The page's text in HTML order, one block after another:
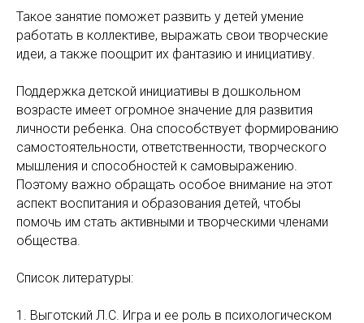
Такое занятие поможет развить у детей умение
работать в коллективе, выражать свои творческие
идеи, а также поощрит их фантазию и инициативу.
Поддержка детской инициативы в дошкольном
возрасте имеет огромное значение для развития
личности ребенка. Она способствует формированию
самостоятельности, ответственности, творческого
мышления и способностей к самовыражению.
Поэтому важно обращать особое внимание на этот
аспект воспитания и образования детей, чтобы
помочь им стать активными и творческими членами
общества.
Список литературы:
1. Выготский Л.С. Игра и ее роль в психологическом